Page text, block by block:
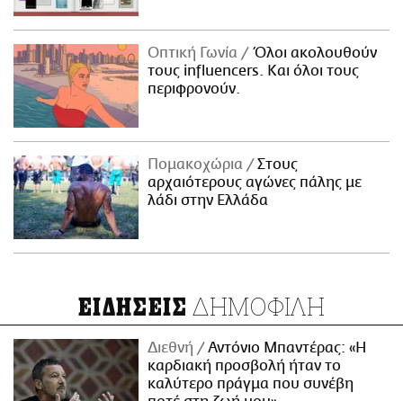
Οπτική Γωνία
Όλοι ακολουθούν
τους influencers. Και όλοι τους
περιφρονούν.
Πομακοχώρια
Στους
αρχαιότερους αγώνες πάλης με
λάδι στην Ελλάδα
ΕΙΔΗΣΕΙΣ ΔΗΜΟΦΙΛΗ
Διεθνή
Αντόνιο Μπαντέρας: «Η
καρδιακή προσβολή ήταν το
καλύτερο πράγμα που συνέβη